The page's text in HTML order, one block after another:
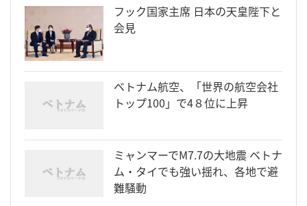
フック国家主席 日本の天皇陛下と
会見
ベトナム航空、「世界の航空会社
トップ100」で4８位に上昇
ミャンマーでM7.7の大地震 ベトナ
ム・タイでも強い揺れ、各地で避
難騒動